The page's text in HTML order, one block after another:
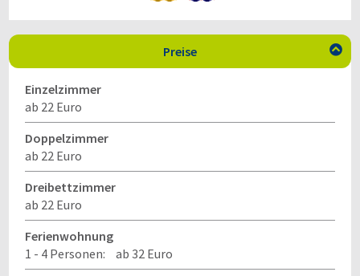
Preise 
Einzelzimmer
ab 22 Euro
Doppelzimmer
ab 22 Euro
Dreibettzimmer
ab 22 Euro
Ferienwohnung
1 - 4 Personen:
ab 32 Euro